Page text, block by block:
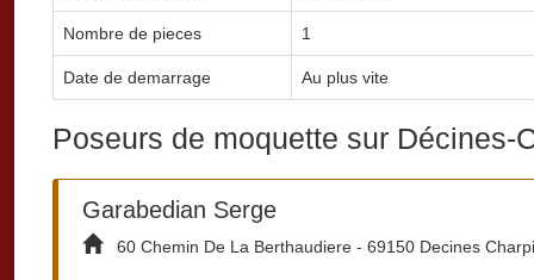
Nombre de pieces 1
Date de demarrage Au plus vite
Poseurs de moquette sur Décines-
Garabedian Serge
60 Chemin De La Berthaudiere - 69150 Decines